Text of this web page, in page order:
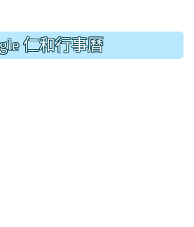
仁和行事曆